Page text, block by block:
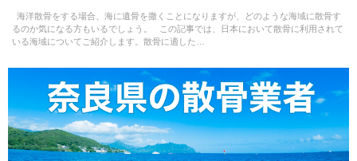
/home/misao09110704/medialynxjapan.com/public_html/
海洋散骨をする場合、海に遺骨を撒くことになりますが、どのような海域に散骨す
るのか気になる方もいるでしょう。 この記事では、日本において散骨に利用されて
いる海域についてご紹介します。散骨に適した…